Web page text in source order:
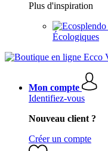
Plus d'inspiration
Écologiques
Mon compte
Identifiez-vous
Nouveau client ?
Créer un compte